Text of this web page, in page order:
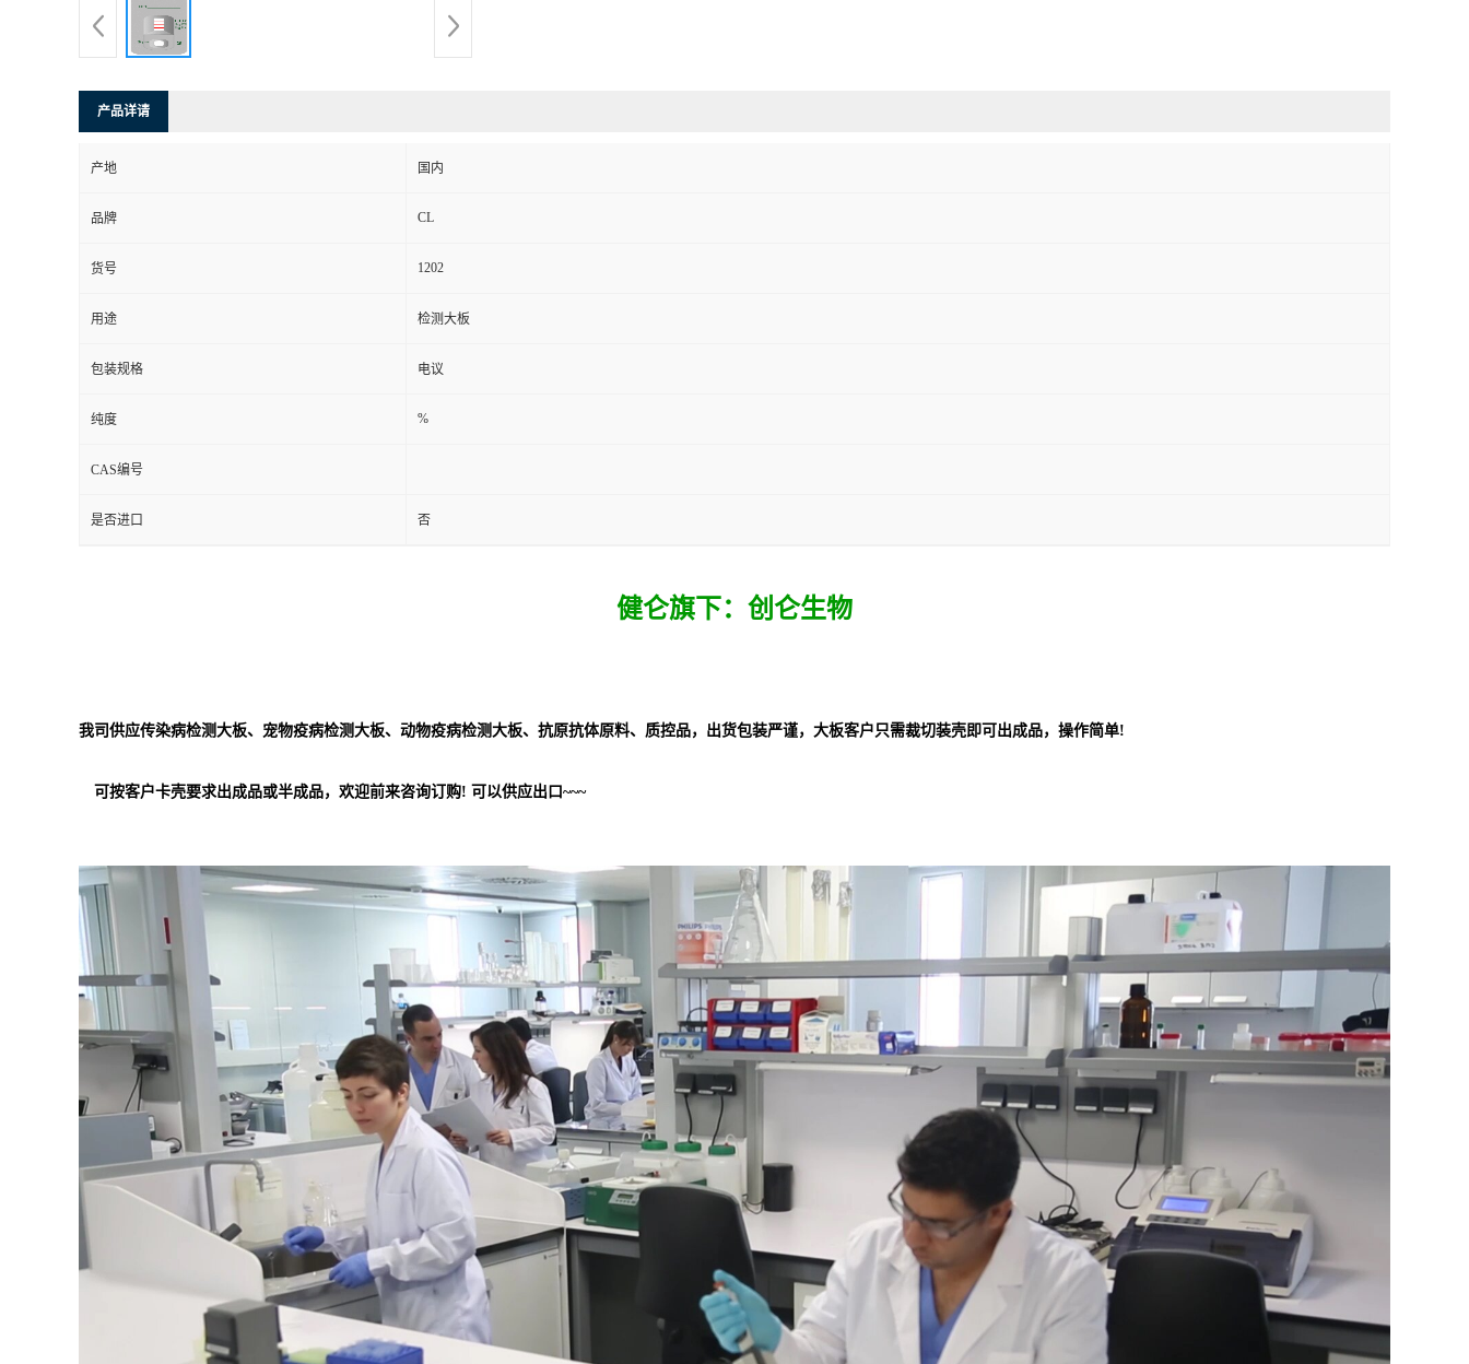
产品详请
产地 国内
品牌 CL
货号 1202
用途 检测大板
包装规格 电议
纯度 %
CAS编号
是否进口 否
健仑旗下：创仑生物
我司供应传染病检测大板、宠物疫病检测大板、动物疫病检测大板、抗原抗体原料、质控品，出货包装严谨，大板客户只需裁切装壳即可出成品，操作简单!
可按客户卡壳要求出成品或半成品，欢迎前来咨询订购! 可以供应出口~~~